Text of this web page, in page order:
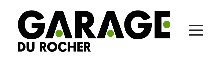
contenu